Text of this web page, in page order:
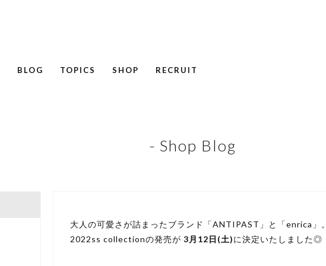
BLOG
TOPICS
SHOP RECRUIT
- Shop Blog
大人の可愛さが詰まったブランド「ANTIPAST」と「enrica」
2022ss collectionの発売が3月12日(土)に決定いたしました◎